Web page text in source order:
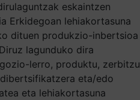
eskaintzen
Erkidegoan lehiakortasuna
dituen produkzio-inbertsioa
lagunduko dira
lerro, produktu, zerbitzu
eta/edo
eta lehiakortasuna